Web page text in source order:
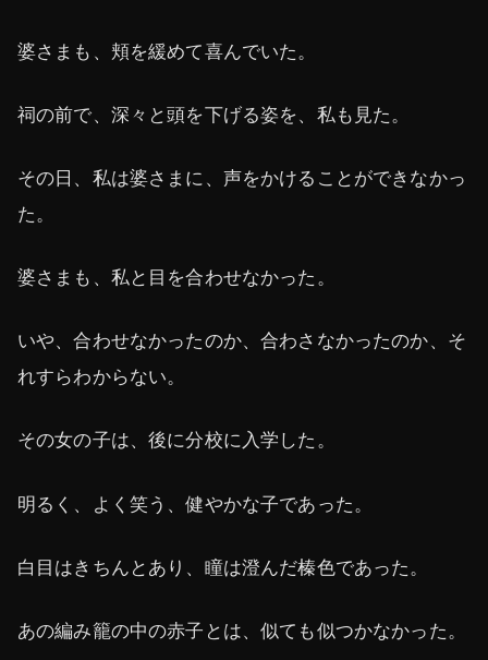
婆さまも、頬を緩めて喜んでいた。
祠の前で、深々と頭を下げる姿を、私も見た。
その日、私は婆さまに、声をかけることができなかっ
た。
婆さまも、私と目を合わせなかった。
いや、合わせなかったのか、合わさなかったのか、そ
れすらわからない。
その女の子は、後に分校に入学した。
明るく、よく笑う、健やかな子であった。
白目はきちんとあり、瞳は澄んだ榛色であった。
あの編み籠の中の赤子とは、似ても似つかなかった。